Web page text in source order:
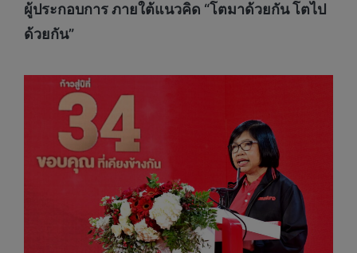
ผู้ประกอบการ ภายใต้แนวคิด “โตมาด้วยกัน โตไป
ด้วยกัน”